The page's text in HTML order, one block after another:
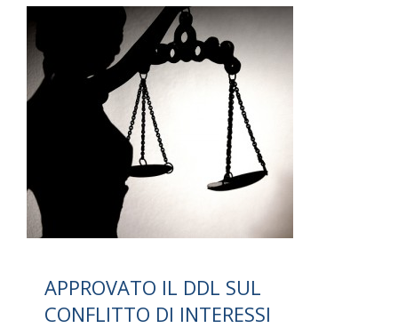
APPROVATO IL DDL SUL
CONFLITTO DI INTERESSI